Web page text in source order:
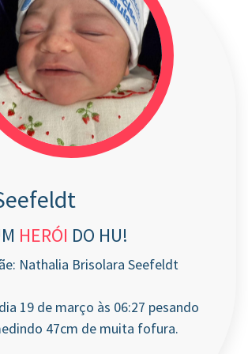
HERÓI DO HU!
Nathalia Brisolara Seefeldt
19 de março às 06:27 pesando
47cm de muita fofura.